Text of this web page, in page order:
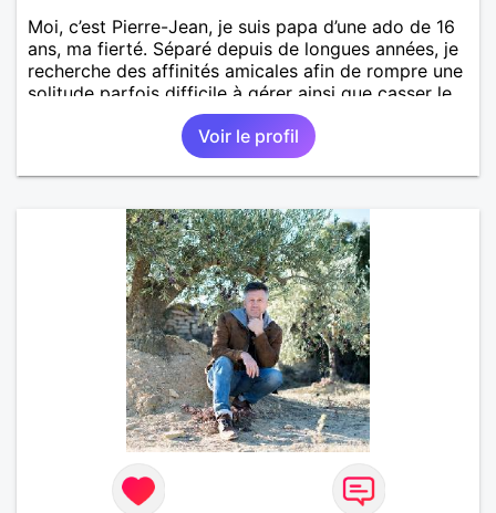
Moi, c’est Pierre-Jean, je suis papa d’une ado de 16
ans, ma fierté. Séparé depuis de longues années, je
recherche des affinités amicales afin de rompre une
solitude parfois difficile à gérer ainsi que casser le
vague à l’âme. L’amitié reste extrêmement
importante à mes yeux mais peut se décliner en des
sentiments plus puissants. « Le temps fera son
œuvre » disait Arthur Schopenhauer, philosophe
autant être trop locace. Je suis bourré de qualités
avec très peu de défauts. Je suis altruiste,
bienveillant, empathique, attentionné, honnête,
respectueux, doux de caractère et compréhensif : je
laisse « glisser » beaucoup de choses. Mais ne vous
m’éprenez pas Mesdames, si une personne que
j’aime me trahit une fois, il n’y aura pas de seconde
chance et je l’effacerai à « vitam eternam ».
Néanmoins, je suis un tout petit peu maniaque ainsi
qu’impatient. J’essaye de faire des efforts. Rien de
bien dramatique ! Du moins je le pense……Je suis un
homme facile à vivre. À vous si vous le souhaitez,
d’apprendre à me connaître davantage. J’en serai
Voir le profil